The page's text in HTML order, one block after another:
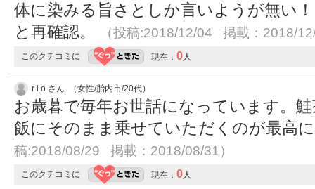
体に染みる旨さとしか言いようが無い
と再確認。
（投稿:2018/12/04 掲載：2018/
このクチコミに 現在： 0人
r i o さん （女性/胎内市/20代）
お歳暮で毎年お世話になっています。
飯にそのまま乗せていただくのが最高
稿:2018/08/29 掲載：2018/08/31）
このクチコミに 現在： 0人